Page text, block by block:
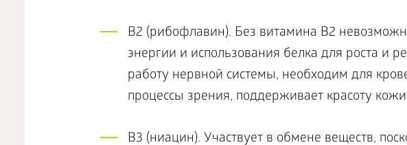
В2 (рибофлавин). Без витамина В2
энергии и использования белка для роста и
работу нервной системы, необходим для
процессы зрения, поддерживает красоту
В3 (ниацин). Участвует в обмене веществ,